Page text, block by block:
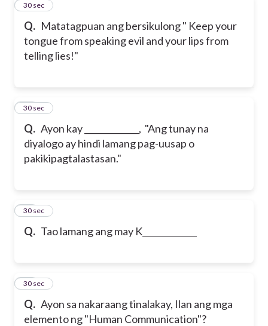
Q. Matatagpuan ang bersikulong " Keep your
tongue from speaking evil and your lips from
telling lies!"
15
30 sec
Q. Ayon kay _____________, "Ang tunay na
diyalogo ay hindi lamang pag-uusap o
pakikipagtalastasan."
16
30 sec
Q. Tao lamang ang may K_____________
17
30 sec
Q. Ayon sa nakaraang tinalakay, Ilan ang mga
elemento ng "Human Communication"?
18
30 sec